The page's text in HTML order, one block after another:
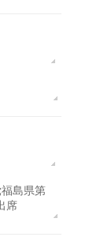
島県第
席